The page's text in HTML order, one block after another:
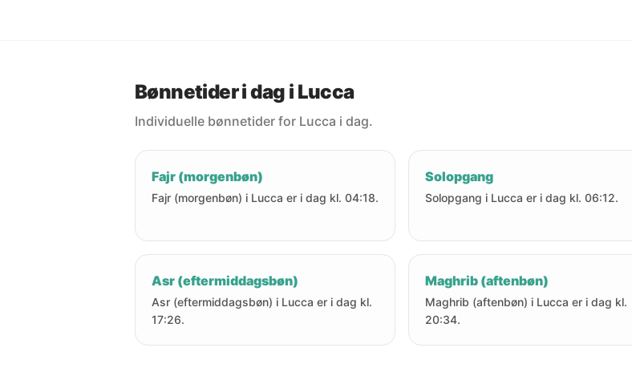
Bønnetider i dag i Lucca
Individuelle bønnetider for Lucca i dag.
Fajr (morgenbøn)
Fajr (morgenbøn) i Lucca er i dag kl. 04:18.
Solopgang
Solopgang i Lucca er i dag kl. 06:12.
Asr (eftermiddagsbøn)
Asr (eftermiddagsbøn) i Lucca er i dag kl.
17:26.
Maghrib (aftenbøn)
Maghrib (aftenbøn) i Lucca er i dag kl.
20:34.